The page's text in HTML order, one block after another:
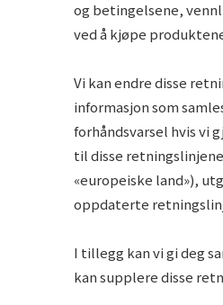
og betingelsene,
ved å kjøpe
Vi kan endre disse
informasjon som
forhåndsvarsel hvis vi
til disse
«europeiske land»),
oppdaterte
I tillegg kan vi gi deg
kan supplere disse